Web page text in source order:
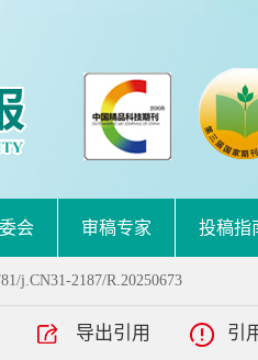
会 审稿专家 投稿指
j.CN31-2187/R.20250673
导出引用 引